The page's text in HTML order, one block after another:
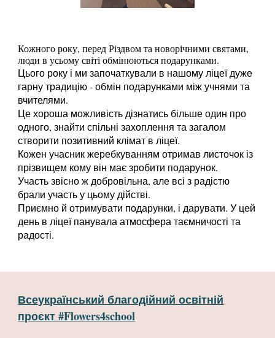
Кожного року, перед Різдвом та новорічними святами,
люди в усьому світі обмінюються подарунками.
Цього року і ми започаткували в нашому ліцеї дуже
гарну традицію - обмін подарунками між учнями та
вчителями.
Це хороша можливість дізнатись більше один про
одного, знайти спільні захоплення та загалом
створити позитивний клімат в ліцеї.
Кожен учасник жеребкуванням отримав листочок із
прізвищем кому він має зробити подарунок.
Участь звісно ж добровільна, але всі з радістю
брали участь у цьому дійстві.
Приємно й отримувати подарунки, і дарувати. У цей
день в ліцеї панувала атмосфера таємничості та
радості.
Всеукраїнський благодійний освітній
проєкт #Flowers4school